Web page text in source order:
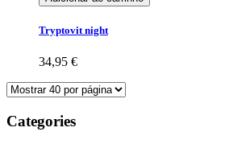
Tryptovit night
34,95 €
Categories